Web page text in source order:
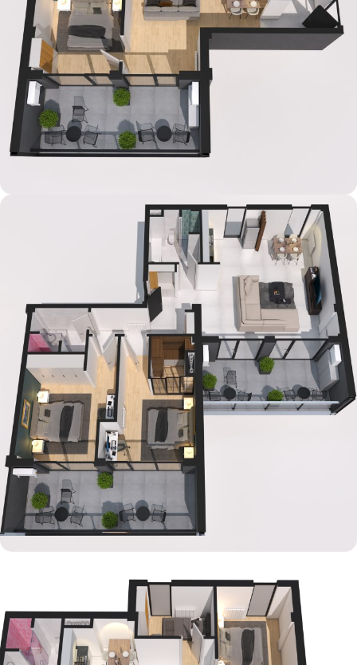
RENDERING SERVICES
რენდერი – ფოტო 25